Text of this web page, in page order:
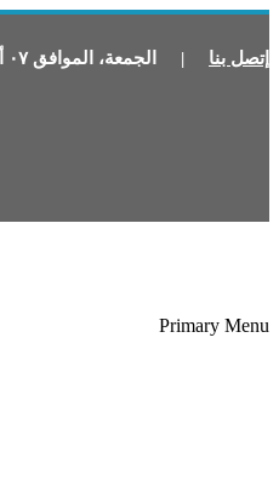
إتصل بنا | الجمعة، الموافق ٠٧
Primary Menu